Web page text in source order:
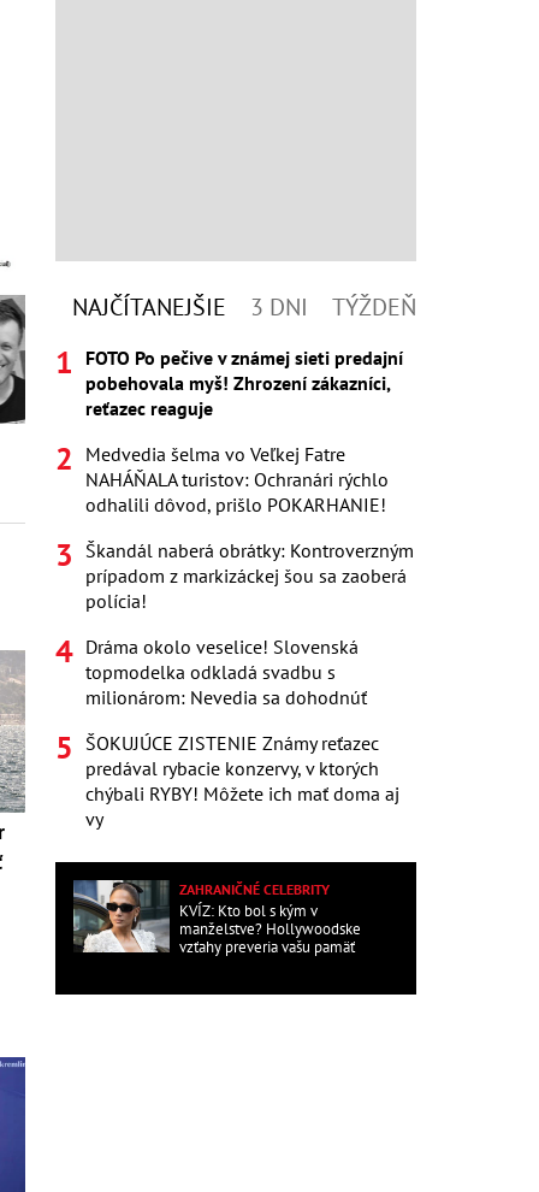
NAJČÍTANEJŠIE 3 DNI TÝŽDEŇ
FOTO Po pečive v známej sieti predajní
pobehovala myš! Zhrození zákazníci,
reťazec reaguje
Medvedia šelma vo Veľkej Fatre
NAHÁŇALA turistov: Ochranári rýchlo
odhalili dôvod, prišlo POKARHANIE!
Škandál naberá obrátky: Kontroverzným
prípadom z markizáckej šou sa zaoberá
polícia!
Dráma okolo veselice! Slovenská
topmodelka odkladá svadbu s
milionárom: Nevedia sa dohodnúť
ŠOKUJÚCE ZISTENIE Známy reťazec
predával rybacie konzervy, v ktorých
chýbali RYBY! Môžete ich mať doma aj
vy
ZAHRANIČNÉ CELEBRITY
KVÍZ: Kto bol s kým v
manželstve? Hollywoodske
vzťahy preveria vašu pamäť